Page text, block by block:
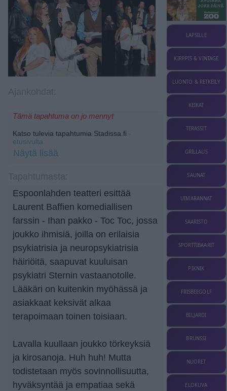
Tämä tapahtuma on jo mennyt
Katso tulevia tapahtumia Stadissa.fi -
etusivulta.
Näytä lisää
Espoonlahden teatteri esittää
Laurent Baffien komediallisen
farssin - Ihan pakko - Toc Toc, jossa
joukko ihmisiä, joilla on erilaisia
psykiatrisia ja neuropsykiatrisia
häiriöitä, saapuvat kuuluisan
psykiatri Sternin vastaanotolle.
Lääkäri on kuitenkin myöhässä ja
asiakkaat keksivät alkaa
terapoimaan toinen toisiaan.
Lavalla kuullaan joukko törkeyksiä
ja kirosanoja. Huh huh! Mutta
todistetaan myös sovinnollisuutta,
hyväksyntää ja empatiaa sekä
LAPSILLE
KIRPPIS & VINTAGE
LUONTO & RETKEILY
KEIKAT
TERASSIT
GRILLAUS
SAUNAT
UIMARANNAT
SAARISTO
SPORTTIBAARIT
PIKNIK
FRISBEEGOLF
BILJARDI
BRUNSSI
NUORET
ELOKUVA